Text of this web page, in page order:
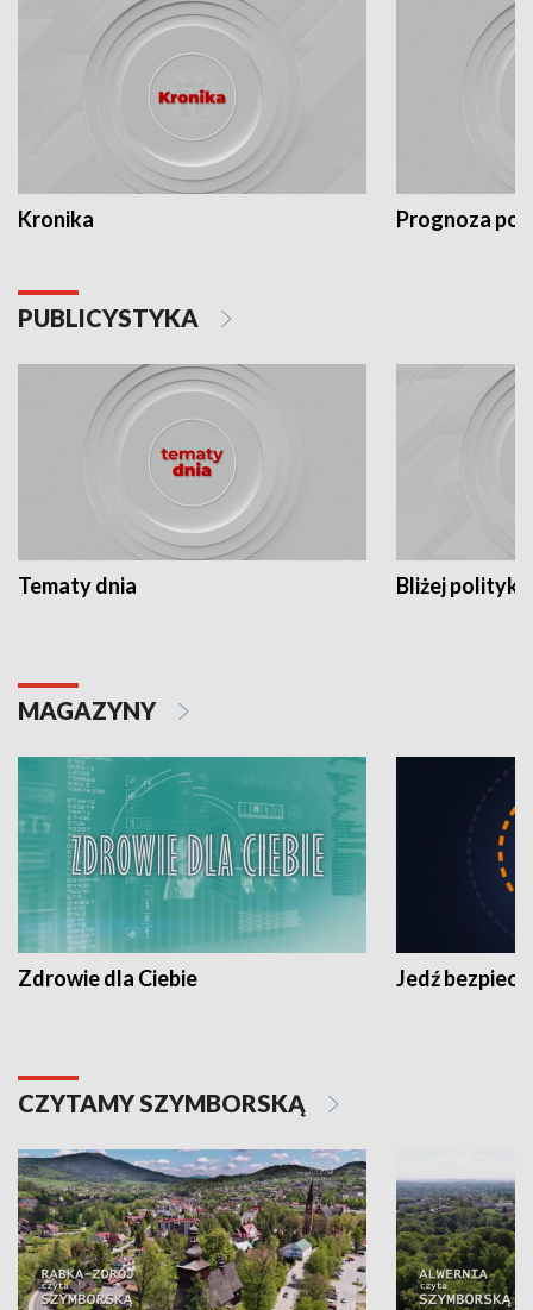
Kronika Prognoza
PUBLICYSTYKA
Tematy dnia Bliżej polityki
MAGAZYNY
Zdrowie dla Ciebie Jedź
CZYTAMY SZYMBORSKĄ